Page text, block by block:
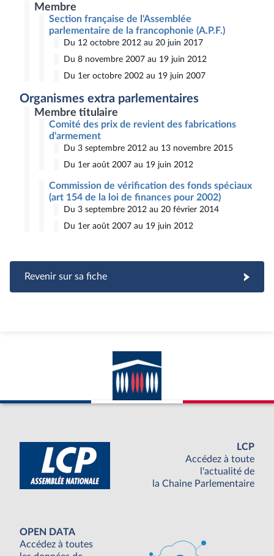
Membre
Section française de l'Assemblée
parlementaire de la francophonie (A.P.F.)
Du 12 octobre 2012 au 20 juin 2017
Du 8 novembre 2007 au 19 juin 2012
Du 1er octobre 2002 au 19 juin 2007
Organismes extra parlementaires
Membre titulaire
Comité des prix de revient des fabrications
d'armement
Du 3 septembre 2012 au 13 novembre 2015
Du 1er août 2007 au 19 juin 2012
Commission de vérification des fonds spéciaux
(art 154 de la loi de finances pour 2002)
Du 3 septembre 2012 au 20 février 2014
Du 1er août 2007 au 19 juin 2012
Revenir sur sa fiche
LCP
Accédez à toute
l'actualité de
la Chaine Parlementaire
OPEN DATA
Accédez à toutes